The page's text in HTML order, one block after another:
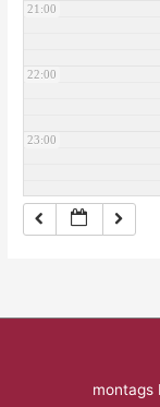
21:00
22:00
23:00
montags